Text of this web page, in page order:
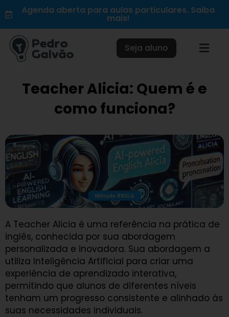
para
o
conteúdo
Agenda aberta para aulas particulares. Saiba
mais!
Seja aluno
Teacher Alicia: Quem é e
como funciona?
A Teacher Alicia é uma referência na prática de
inglês, conhecida por sua abordagem
personalizada e inovadora. Sua abordagem a
utiliza Inteligência Artificial para criar uma
experiência de aprendizado interativa,
permitindo que alunos de diferentes níveis
tenham um progresso consistente e alinhado às
suas necessidades individuais.